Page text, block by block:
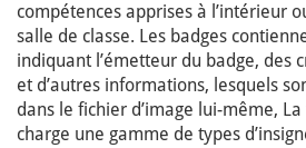
compétences apprises à l’intérieur
salle de classe. Les badges
indiquant l’émetteur du badge, des
et d’autres informations, lesquels
dans le fichier d’image lui-même,
charge une gamme de types